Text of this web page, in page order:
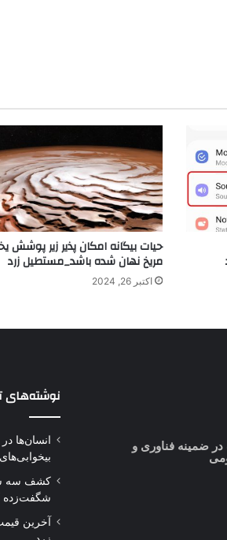
حیات بیگانه امکان پذیر زیر پوشش
مریخ نهان شده باشد_مستطیل زرد
اکتبر 26, 2024
در ضمینه فناوری و
نوشته‌های
انسان‌ها
کشف سه
شگفت‌زده